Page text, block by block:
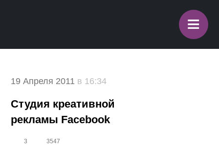
≡
19 Апреля 2011 в 16:34
Cтудия креативной
рекламы Facebook
3 3547